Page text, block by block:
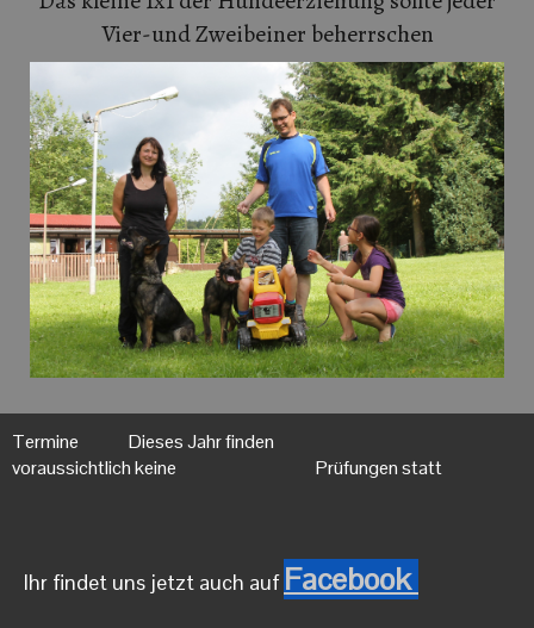
Vier-und Zweibeiner beherrschen
Termine Dieses Jahr finden
voraussichtlich keine Prüfungen statt
Ihr findet uns jetzt auch auf Facebook